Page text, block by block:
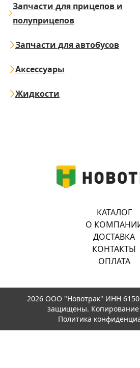
Запчасти для прицепов и
полуприцепов
Запчасти для автобусов
Аксессуары
Жидкости
КАТАЛОГ
О
ДОСТАВКА
КОНТАКТЫ
ОПЛАТА
2026 ООО "Новотрак" ИНН
защищены.
Политика